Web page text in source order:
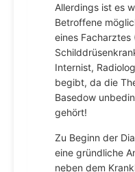
Allerdings ist es
Betroffene
eines Facharztes
Internist,
begibt, da die
Basedow
gehört!
Zu Beginn der
eine gründliche
neben dem